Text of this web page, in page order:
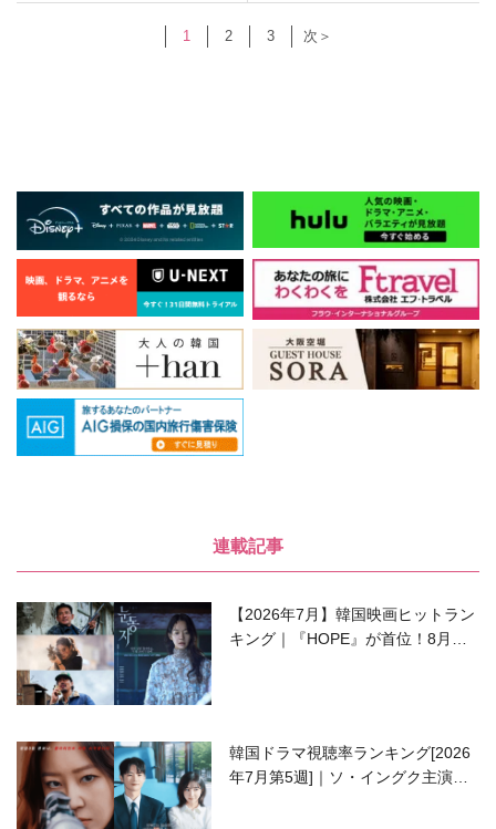
1 2 3 次＞
連載記事
【2026年7月】韓国映画ヒットラン
キング｜『HOPE』が首位！8月公
韓国ドラマ視聴率ランキング[2026
年7月第5週]｜ソ・イングク主演の